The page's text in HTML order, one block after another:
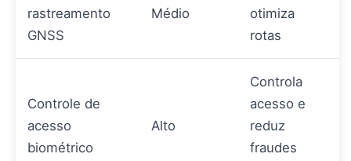
rastreamento
GNSS
Médio
otimiza
rotas
Controle de
acesso
biométrico
Alto
Controla
acesso e
reduz
fraudes